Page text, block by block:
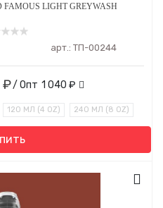
LIGHT GREYWASH
арт.: ТП-00244
₽/ Опт 1 040 ₽
120 МЛ (4 OZ) 240 МЛ (8 OZ)